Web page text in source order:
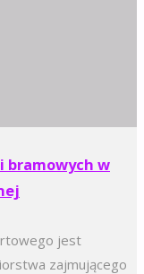
bramowych w
jest
zajmującego